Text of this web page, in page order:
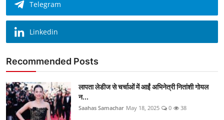
Telegram
Linkedin
Recommended Posts
लापता लेडीज से चर्चाओं में आईं अभिनेत्री नितांशी गोयल
न...
Saahas Samachar May 18, 2025 0 38